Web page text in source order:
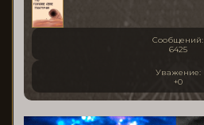
Сообщений:
6425
Уважение:
+0